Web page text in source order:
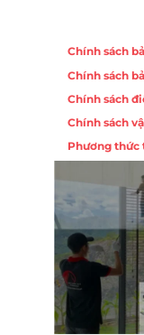
Chính sách
Chính sách
Chính sách
Chính sách
Phương thức